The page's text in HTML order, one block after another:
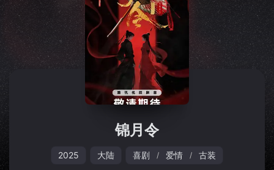
暂无观看影片的记录
锦月令
2025 大陆 喜剧 / 爱情 / 古装